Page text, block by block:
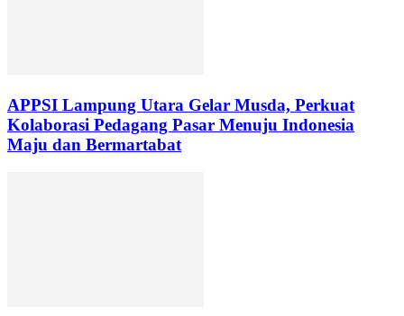
APPSI Lampung Utara Gelar Musda, Perkuat
Kolaborasi Pedagang Pasar Menuju Indonesia
Maju dan Bermartabat